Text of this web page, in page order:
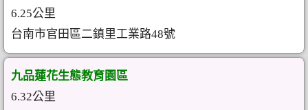
6.25公里
台南市官田區二鎮里工業路48號
九品蓮花生態教育園區
6.32公里